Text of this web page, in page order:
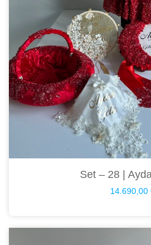
Set – 28 |
14.690,00